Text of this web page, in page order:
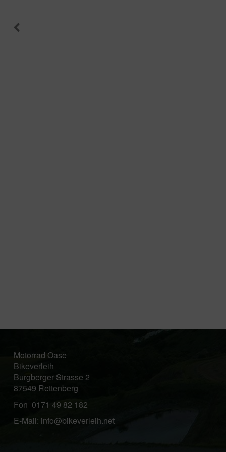
Motorrad Oase
Bikeverleih
Burgberger Strasse 2
87549 Rettenberg
Fon 0171 49 82 182
E-Mail: info@bikeverleih.net